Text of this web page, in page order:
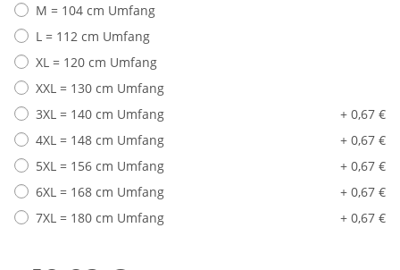
M = 104 cm Umfang
L = 112 cm Umfang
XL = 120 cm Umfang
XXL = 130 cm Umfang
3XL = 140 cm Umfang
+ 0,67 €
4XL = 148 cm Umfang
+ 0,67 €
5XL = 156 cm Umfang
+ 0,67 €
6XL = 168 cm Umfang
+ 0,67 €
7XL = 180 cm Umfang
+ 0,67 €